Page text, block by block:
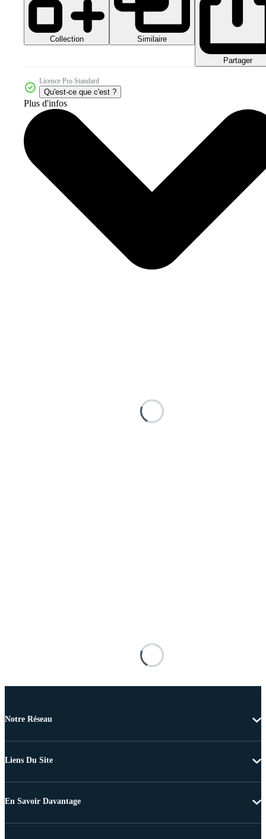
Collection Similaire
Partager
Licence Pro Standard
Qu'est-ce que c'est ?
Plus d'infos
Notre Réseau
Liens Du Site
En Savoir Davantage